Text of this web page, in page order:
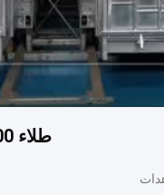
طلاء 5000 كجم موقع البناء الرفع لنقل مواد البناء